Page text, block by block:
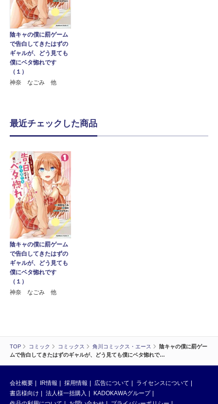
TOP コミック コミックス 角川コミックス・エース
陰キャの僕に罰ゲー
ムで告白してきたはずのギャルが、どう見ても僕にベタ惚れで…
陰キャの僕に罰ゲーム
で告白してきたはずの
ギャルが、どう見ても
僕にベタ惚れです
（１）
神奈 なごみ 他
最近チェックした商品
陰キャの僕に罰ゲーム
で告白してきたはずの
ギャルが、どう見ても
僕にベタ惚れです
（１）
神奈 なごみ 他
会社概要 IR情報 採用情報 広告について
ライセンスについて
書店様向け
法人様一括購入
KADOKAWAグループ